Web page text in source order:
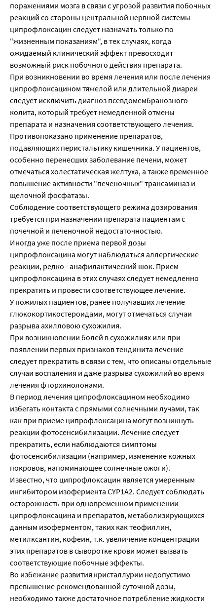
поражениями мозга в связи с угрозой развития побочных
реакций со стороны центральной нервной системы
ципрофлоксацин следует назначать только по
"жизненным показаниям", в тех случаях, когда
ожидаемый клинический эффект превосходит
возможный риск побочного действия препарата.
При возникновении во время лечения или после лечения
ципрофлоксацином тяжелой или длительной диареи
следует исключить диагноз псевдомембранозного
колита, который требует немедленной отмены
препарата и назначения соответствующего лечения.
Противопоказано применение препаратов,
подавляющих перистальтику кишечника. У пациентов,
особенно перенесших заболевание печени, может
отмечаться холестатическая желтуха, а также временное
повышение активности "печеночных" трансаминаз и
щелочной фосфатазы.
Соблюдение соответствующего режима дозирования
требуется при назначении препарата пациентам с
почечной и печеночной недостаточностью.
Иногда уже после приема первой дозы
ципрофлоксацина могут наблюдаться аллергические
реакции, редко - анафилактический шок. Прием
ципрофлоксацина в этих случаях следует немедленно
прекратить и провести соответствующее лечение.
У пожилых пациентов, ранее получавших лечение
глюкокортикостероидами, могут отмечаться случаи
разрыва ахилловою сухожилия.
При возникновении болей в сухожилиях или при
появлении первых признаков тендинита лечение
следует прекратить в связи с тем, что описаны отдельные
случаи воспаления и даже разрыва сухожилий во время
лечения фторхинолонами.
В период лечения ципрофлоксацином необходимо
избегать контакта с прямыми солнечными лучами, так
как при приеме ципрофлоксацина могут возникнуть
реакции фотосенсибилизации. Лечение следует
прекратить, если наблюдаются симптомы
фотосенсибилизации (например, изменение кожных
покровов, напоминающее солнечные ожоги).
Известно, что ципрофлоксацин является умеренным
ингибитором изофермента CYP1A2. Следует соблюдать
осторожность при одновременном применении
ципрофлоксацина и препаратов, метаболизирующихся
данным изоферментом, таких как теофиллин,
метилксантин, кофеин, т.к. увеличение концентрации
этих препаратов в сыворотке крови может вызвать
соответствующие побочные эффекты.
Во избежание развития кристаллурии недопустимо
превышение рекомендованной суточной дозы,
необходимо также достаточное потребление жидкости